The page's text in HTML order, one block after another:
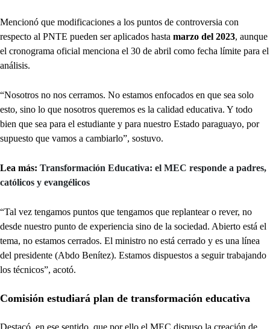
Mencionó que modificaciones a los puntos de controversia con
respecto al PNTE pueden ser aplicados hasta marzo del 2023, aunque
el cronograma oficial menciona el 30 de abril como fecha límite para el
análisis.
“Nosotros no nos cerramos. No estamos enfocados en que sea solo
esto, sino lo que nosotros queremos es la calidad educativa. Y todo
bien que sea para el estudiante y para nuestro Estado paraguayo, por
supuesto que vamos a cambiarlo”, sostuvo.
Lea más: Transformación Educativa: el MEC responde a padres,
católicos y evangélicos
“Tal vez tengamos puntos que tengamos que replantear o rever, no
desde nuestro punto de experiencia sino de la sociedad. Abierto está el
tema, no estamos cerrados. El ministro no está cerrado y es una línea
del presidente (Abdo Benítez). Estamos dispuestos a seguir trabajando
los técnicos”, acotó.
Comisión estudiará plan de transformación educativa
Destacó, en ese sentido, que por ello el MEC dispuso la creación de